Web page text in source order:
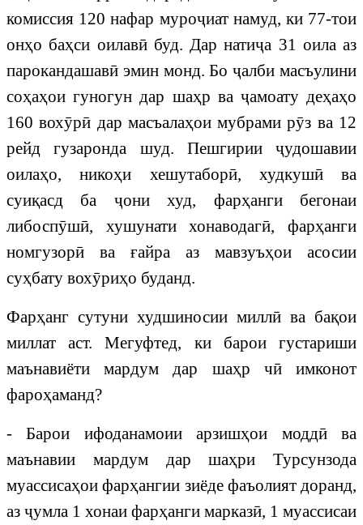
комиссия 120 нафар муроҷиат намуд, ки 77-тои
онҳо баҳси оилавӣ буд. Дар натиҷа 31 оила аз
парокандашавӣ эмин монд. Бо ҷалби масъулини
соҳаҳои гуногун дар шаҳр ва ҷамоату деҳаҳо
160 вохӯрӣ дар масъалаҳои мубрами рӯз ва 12
рейд гузаронда шуд. Пешгирии ҷудошавии
оилаҳо, никоҳи хешутаборӣ, худкушӣ ва
суиқасд ба ҷони худ, фарҳанги бегонаи
либоспӯшӣ, хушунати хонаводагӣ, фарҳанги
номгузорӣ ва ғайра аз мавзуъҳои асосии
суҳбату вохӯриҳо буданд.
Фарҳанг сутуни худшиносии миллӣ ва бақои
миллат аст. Мегуфтед, ки барои густариши
маънавиёти мардум дар шаҳр чӣ имконот
фароҳаманд?
- Барои ифоданамоии арзишҳои моддӣ ва
маънавии мардум дар шаҳри Турсунзода
муассисаҳои фарҳангии зиёде фаъолият доранд,
аз ҷумла 1 хонаи фарҳанги марказӣ, 1 муассисаи